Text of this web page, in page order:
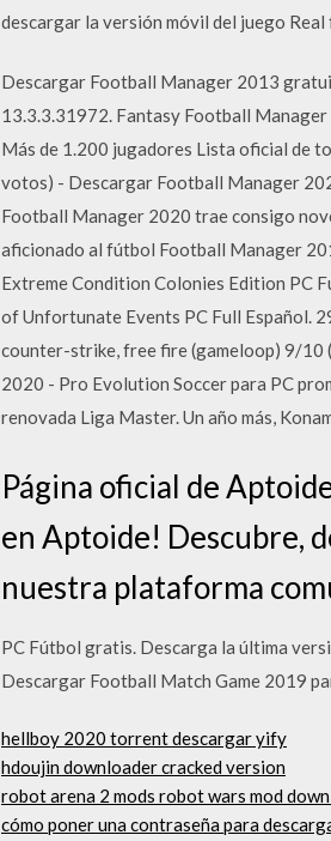
descargar la versión móvil del juego
Descargar Football Manager 2013
13.3.3.31972. Fantasy Football
Más de 1.200 jugadores Lista oficial de
votos) - Descargar Football Manager
Football Manager 2020 trae consigo
aficionado al fútbol Football Manager
Extreme Condition Colonies Edition PC
of Unfortunate Events PC Full Español.
counter-strike, free fire (gameloop) 9/10
2020 - Pro Evolution Soccer para PC
renovada Liga Master. Un año más,
Página oficial de
en Aptoide! Descubre,
nuestra plataforma
PC Fútbol gratis. Descarga la última
Descargar Football Match Game 2019
hellboy 2020 torrent descargar yify
hdoujin downloader cracked version
robot arena 2 mods robot wars mod
cómo poner una contraseña para